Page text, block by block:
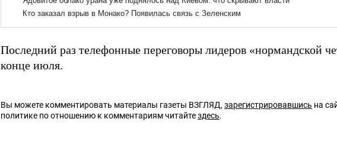
Последний раз телефонные переговоры лидеров «нормандской
конце июля.
Вы можете комментировать материалы газеты ВЗГЛЯД, зарегистрировавшись на
политике по отношению к комментариям читайтездесь.